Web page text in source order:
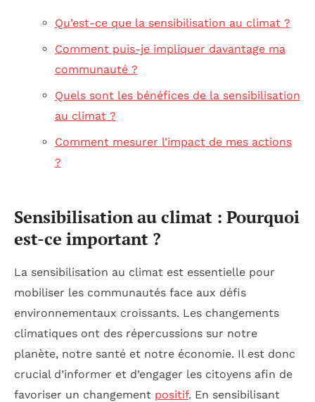
Qu’est-ce que la sensibilisation au climat ?
Comment puis-je impliquer davantage ma
communauté ?
Quels sont les bénéfices de la sensibilisation
au climat ?
Comment mesurer l’impact de mes actions
?
Sensibilisation au climat : Pourquoi
est-ce important ?
La sensibilisation au climat est essentielle pour
mobiliser les communautés face aux défis
environnementaux croissants. Les changements
climatiques ont des répercussions sur notre
planète, notre santé et notre économie. Il est donc
crucial d’informer et d’engager les citoyens afin de
favoriser un changement positif. En sensibilisant